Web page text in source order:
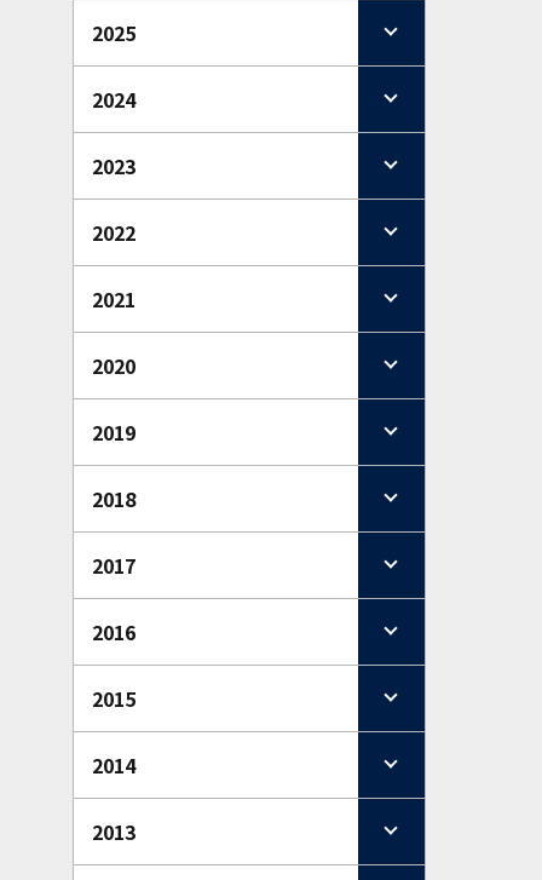
2025
2024
2023
2022
2021
2020
2019
2018
2017
2016
2015
2014
2013